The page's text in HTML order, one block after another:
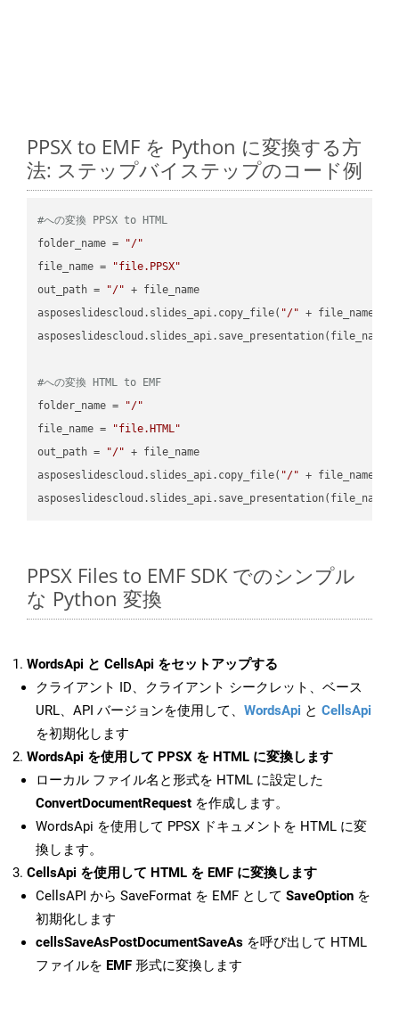
PPSX to EMF を Python に変換する方
法: ステップバイステップのコード例
#への変換 PPSX to HTML
folder_name =
"/"
file_name =
"file.PPSX"
out_path =
"/" + file_name
asposeslidescloud.slides_api.copy_file( "/" + file_name,
#への変換 HTML to EMF
folder_name =
"/"
file_name =
"file.HTML"
out_path =
"/" + file_name
asposeslidescloud.slides_api.copy_file( "/" + file_name,
PPSX Files to EMF SDK でのシンプル
な Python 変換
WordsApi と CellsApi をセットアップする
クライアント ID、クライアント シークレット、ベース
URL、API バージョンを使用して、 WordsApi と CellsApi
を初期化します
WordsApi を使用して PPSX を HTML に変換します
ローカル ファイル名と形式を HTML に設定した
ConvertDocumentRequest を作成します。
WordsApi を使用して PPSX ドキュメントを HTML に変
換します。
CellsApi を使用して HTML を EMF に変換します
CellsAPI から SaveFormat を EMF として SaveOption を
初期化します
cellsSaveAsPostDocumentSaveAs を呼び出して HTML
ファイルを EMF 形式に変換します